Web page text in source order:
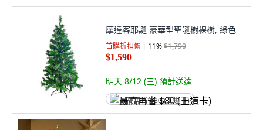
摩達客耶誕 豪華型聖誕樹裸樹, 綠色
首購折扣價 11%$1,790
$1,590
明天 8/12 (三) 預計送達
最高再省 $80 (王道卡)